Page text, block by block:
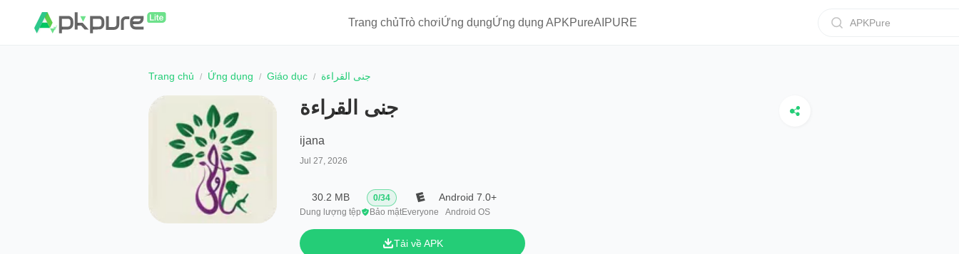
Trang chủTrò chơiỨng dụngỨng dụng APKPureAIPURE APKPure
Trang chủ Ứng dụng Giáo dục جنى القراءة
جنى القراءة
ijana
Jul 27, 2026
30.2 MB
Dung lượng tệp
0/34
Bảo mậtEveryone
Android 7.0+
Android OS
Tải về APK